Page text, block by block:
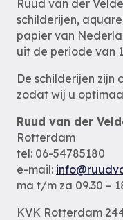
Ruud van der
schilderijen,
papier van
uit de periode van
De schilderijen zijn
zodat wij u
Ruud van der
Rotterdam
tel: 06-54785180
e-mail:
ma t/m za 09.30 –
KVK Rotterdam